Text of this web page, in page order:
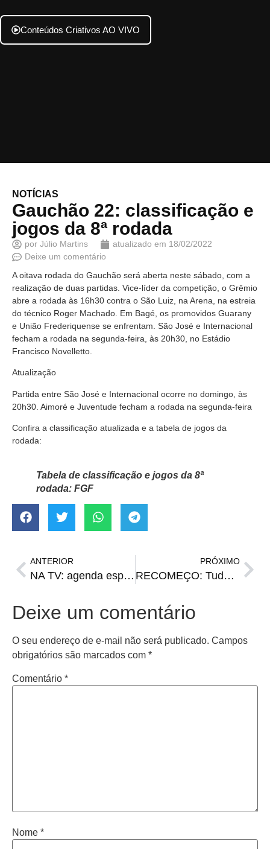
Conteúdos Criativos AO VIVO
NOTÍCIAS
Gauchão 22: classificação e
jogos da 8ª rodada
por Júlio Martins atualizado em 18/02/2022
Deixe um comentário
A oitava rodada do Gauchão será aberta neste sábado, com a
realização de duas partidas. Vice-líder da competição, o Grêmio
abre a rodada às 16h30 contra o São Luiz, na Arena, na estreia
do técnico Roger Machado. Em Bagé, os promovidos Guarany
e União Frederiquense se enfrentam. São José e Internacional
fecham a rodada na segunda-feira, às 20h30, no Estádio
Francisco Novelletto.
Atualização
Partida entre São José e Internacional ocorre no domingo, às
20h30. Aimoré e Juventude fecham a rodada na segunda-feira
Confira a classificação atualizada e a tabela de jogos da
rodada:
Tabela de classificação e jogos da 8ª
rodada: FGF
ANTERIOR
NA TV: agenda esportiva de sexta-feira
PRÓXIMO
RECOMEÇO: Tudo pronto para o retorno do futsal adulto. É domingo!
Deixe um comentário
O seu endereço de e-mail não será publicado. Campos
obrigatórios são marcados com *
Comentário *
Nome *